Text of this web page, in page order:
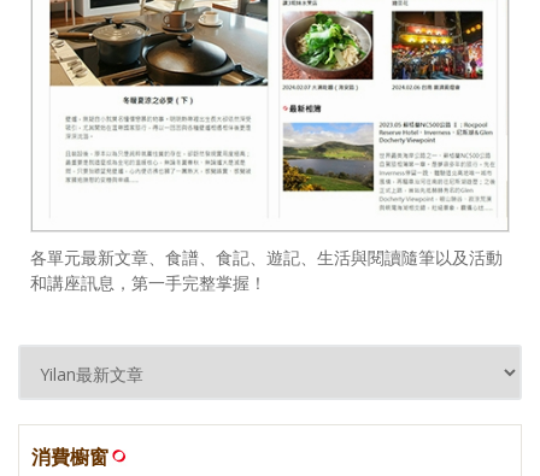
各單元最新文章、食譜、食記、遊記、生活與閱讀隨筆以及活動
和講座訊息，第一手完整掌握！
消費櫥窗